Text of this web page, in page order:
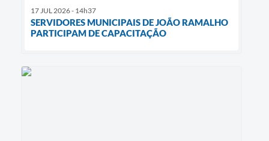
17 JUL 2026 - 14h37
SERVIDORES MUNICIPAIS DE JOÃO RAMALHO
PARTICIPAM DE CAPACITAÇÃO